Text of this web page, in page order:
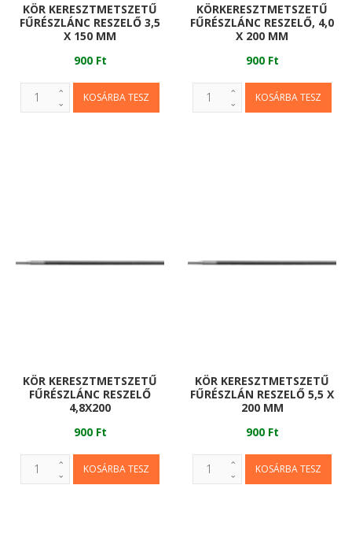
KÖR KERESZTMETSZETŰ
FŰRÉSZLÁNC RESZELŐ 3,5
X 150 MM
900 Ft
KÖRKERESZTMETSZETŰ
FŰRÉSZLÁNC RESZELŐ, 4,0
X 200 MM
900 Ft
KÖR KERESZTMETSZETŰ
FŰRÉSZLÁNC RESZELŐ
4,8X200
900 Ft
KÖR KERESZTMETSZETŰ
FŰRÉSZLÁN RESZELŐ 5,5 X
200 MM
900 Ft